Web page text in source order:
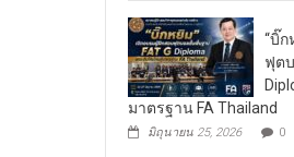
“บิ๊ก
ฟุต
มาตรฐาน FA Thailand
มิถุนายน 25, 2026 0